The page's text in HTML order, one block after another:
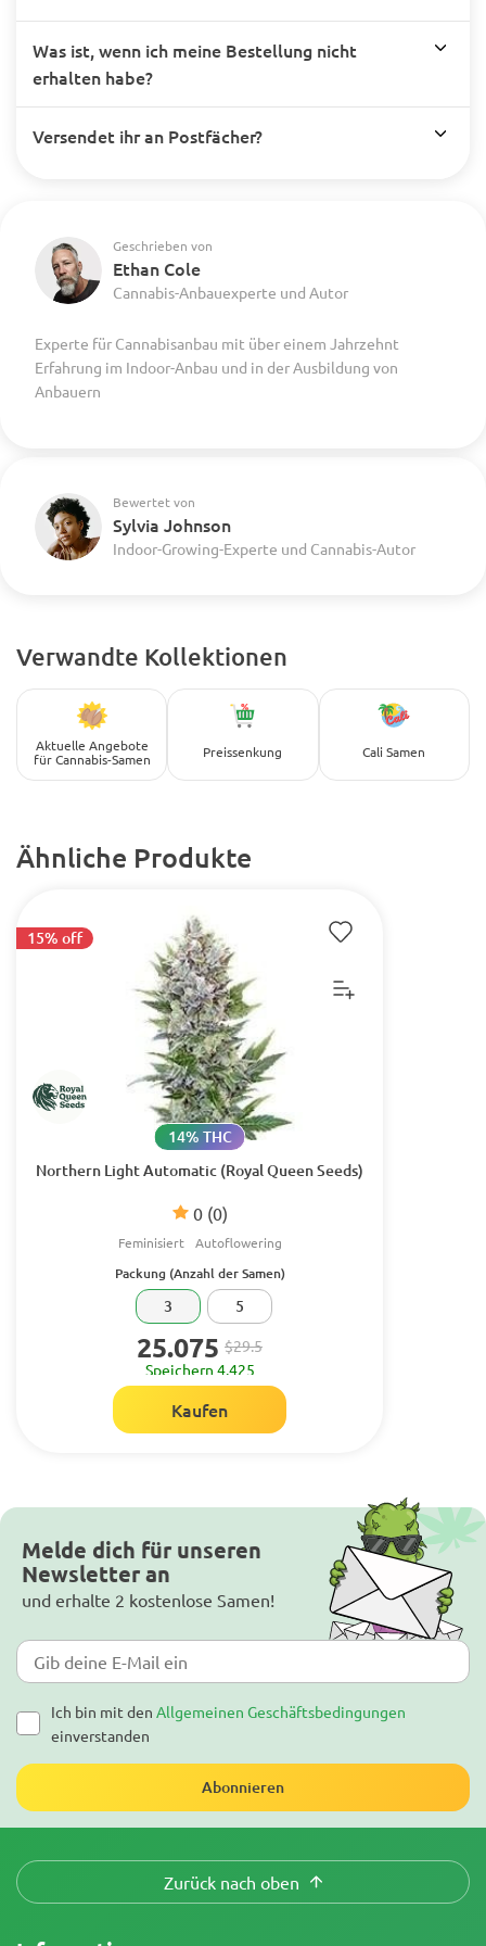
Was ist, wenn ich meine Bestellung nicht
erhalten habe?
Versendet ihr an Postfächer?
Geschrieben von
Ethan Cole
Cannabis-Anbauexperte und Autor
Experte für Cannabisanbau mit über einem Jahrzehnt
Erfahrung im Indoor-Anbau und in der Ausbildung von
Anbauern
Bewertet von
Sylvia Johnson
Indoor-Growing-Experte und Cannabis-Autor
Verwandte Kollektionen
Aktuelle Angebote
für Cannabis-Samen
Preissenkung Cali Samen
Ähnliche Produkte
Northern Light Automatic (Royal Queen Seeds)
0 (0)
14% THC
Feminisiert Autoflowering
15% off
Packung (Anzahl der Samen)
3 5
25.075 $29.5
Speichern 4.425
Kaufen
Melde dich für unseren
Newsletter an
und erhalte 2 kostenlose Samen!
Ich bin mit den Allgemeinen Geschäftsbedingungen
einverstanden
Abonnieren
Zurück nach oben